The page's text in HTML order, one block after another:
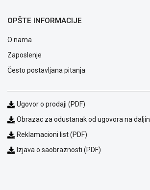
OPŠTE INFORMACIJE
O nama
Zaposlenje
Često postavljana pitanja
Ugovor o prodaji (PDF)
Obrazac za odustanak od ugovora na
Reklamacioni list (PDF)
Izjava o saobraznosti (PDF)